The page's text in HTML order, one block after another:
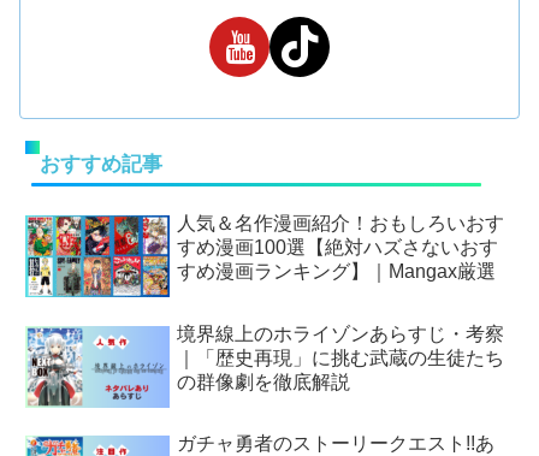
おすすめ記事
人気＆名作漫画紹介！おもしろいおす
すめ漫画100選【絶対ハズさないおす
すめ漫画ランキング】｜Mangax厳選
境界線上のホライゾンあらすじ・考察
｜「歴史再現」に挑む武蔵の生徒たち
の群像劇を徹底解説
ガチャ勇者のストーリークエスト!!あ